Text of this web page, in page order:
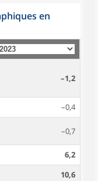
en
–1,2
–0,4
–0,7
6,2
10,6